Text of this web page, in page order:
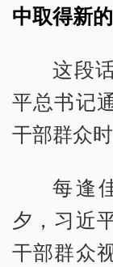
中取得新
这段
平总书记
干部群众时
每逢
夕，习近
干部群众